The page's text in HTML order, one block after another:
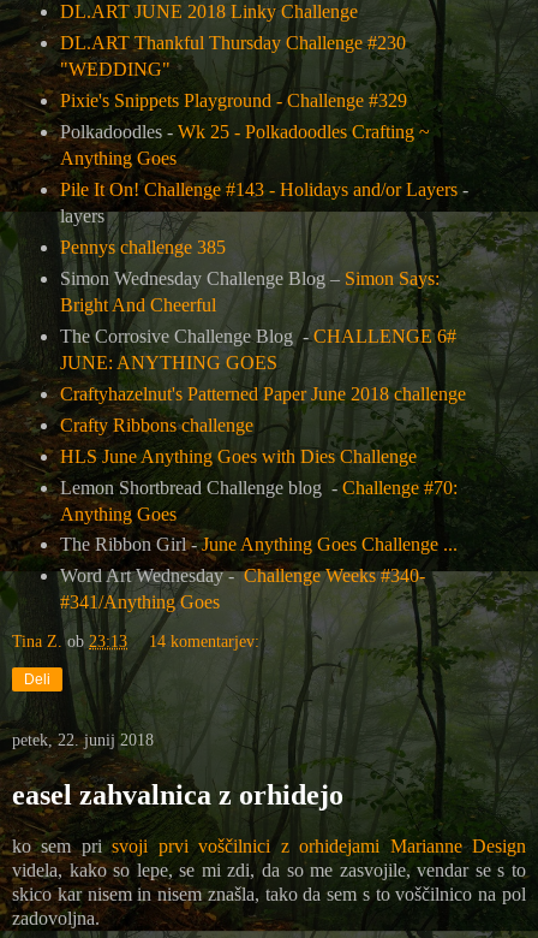
DL.ART JUNE 2018 Linky Challenge
DL.ART Thankful Thursday Challenge #230
"WEDDING"
Pixie's Snippets Playground - Challenge #329
Polkadoodles - Wk 25 - Polkadoodles Crafting ~
Anything Goes
Pile It On! Challenge #143 - Holidays and/or Layers-
layers
Pennys challenge 385
Simon Wednesday Challenge Blog – Simon Says:
Bright And Cheerful
The Corrosive Challenge Blog -CHALLENGE 6#
JUNE: ANYTHING GOES
Craftyhazelnut's Patterned Paper June 2018 challenge
Crafty Ribbons challenge
HLS June Anything Goes with Dies Challenge
Lemon Shortbread Challenge blog - Challenge #70:
Anything Goes
The Ribbon Girl -June Anything Goes Challenge ...
Word Art Wednesday -Challenge Weeks #340-
#341/Anything Goes
Tina Z. ob 23:13 14 komentarjev:
Deli
petek, 22. junij 2018
easel zahvalnica z orhidejo
ko sem prisvoji prvi voščilnici z orhidejami Marianne Design
videla, kako so lepe, se mi zdi, da so me zasvojile, vendar se s to
skico kar nisem in nisem znašla, tako da sem s to voščilnico na pol
zadovoljna.